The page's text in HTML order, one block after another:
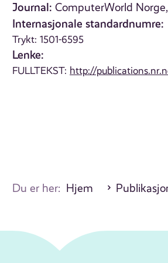
Journal: ComputerWorld
Internasjonale standardnumre:
Trykt: 1501-6595
Lenke:
FULLTEKST: http://
Du er her: Hjem